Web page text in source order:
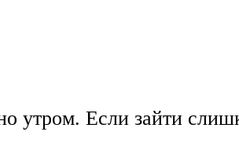
утром. Если зайти